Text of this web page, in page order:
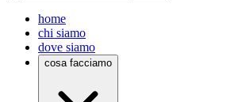
home
chi siamo
dove siamo
cosa facciamo